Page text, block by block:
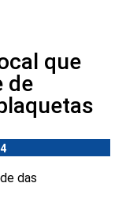
que
de
das